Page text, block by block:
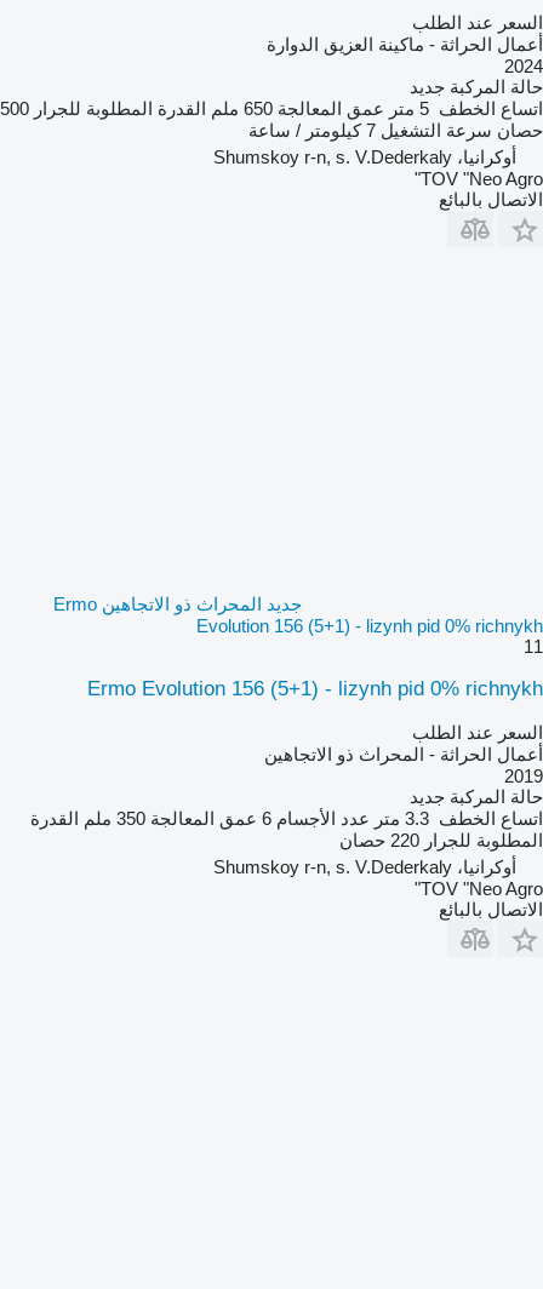
السعر عند الطلب
أعمال الحراثة - ماكينة العزيق الدوارة
2024
حالة المركبة جديد
اتساع الخطف 5 متر عمق المعالجة 650 ملم القدرة المطلوبة للجرار 500
حصان سرعة التشغيل 7 كيلومتر / ساعة
أوكرانيا، Shumskoy r-n, s. V.Dederkaly
TOV "Neo Agro"
الاتصال بالبائع
جديد المحراث ذو الاتجاهين Ermo
Evolution 156 (5+1) - lizynh pid 0% richnykh
11
Ermo Evolution 156 (5+1) - lizynh pid 0% richnykh
السعر عند الطلب
أعمال الحراثة - المحراث ذو الاتجاهين
2019
حالة المركبة جديد
اتساع الخطف 3.3 متر عدد الأجسام 6 عمق المعالجة 350 ملم
القدرة
المطلوبة للجرار 220 حصان
أوكرانيا، Shumskoy r-n, s. V.Dederkaly
TOV "Neo Agro"
الاتصال بالبائع